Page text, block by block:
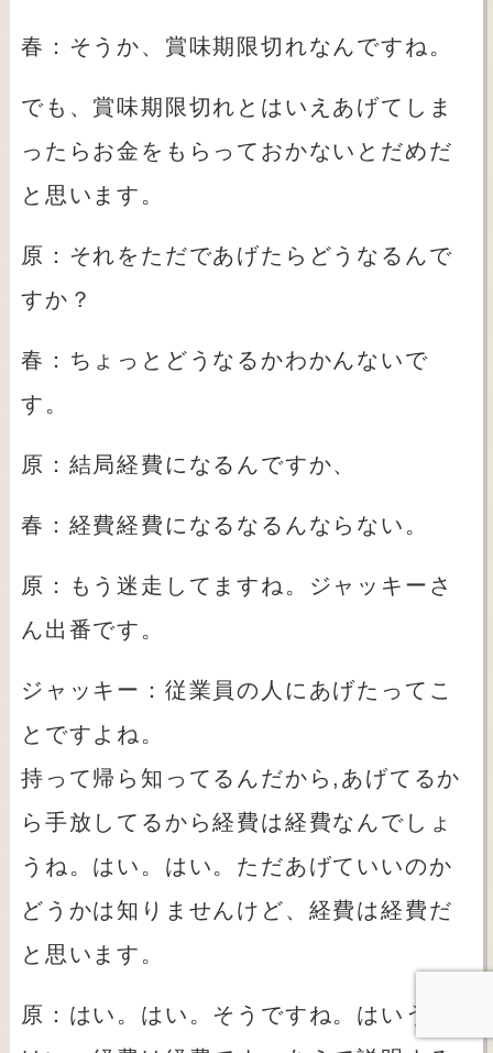
春：そうか、賞味期限切れなんですね。
でも、賞味期限切れとはいえあげてしま
ったらお金をもらっておかないとだめだ
と思います。
原：それをただであげたらどうなるんで
すか？
春：ちょっとどうなるかわかんないで
す。
原：結局経費になるんですか、
春：経費経費になるなるんならない。
原：もう迷走してますね。ジャッキーさ
ん出番です。
ジャッキー：従業員の人にあげたってこ
とですよね。
持って帰ら知ってるんだから,あげてるか
ら手放してるから経費は経費なんでしょ
うね。はい。はい。ただあげていいのか
どうかは知りませんけど、経費は経費だ
と思います。
原：はい。はい。そうですね。はいうん